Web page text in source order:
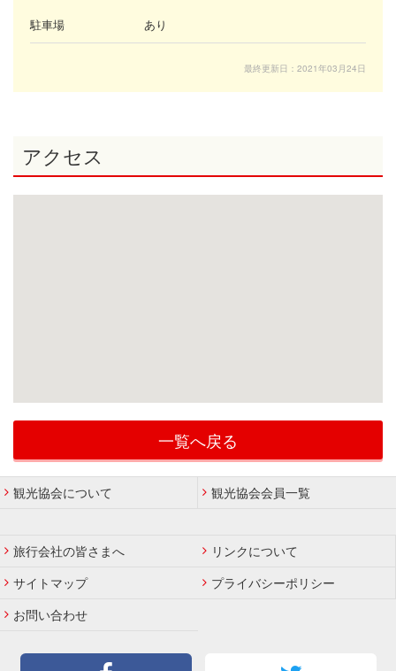
駐車場 あり
最終更新日：2021年03月24日
アクセス
一覧へ戻る
観光協会について 観光協会会員一覧
旅行会社の皆さまへ
リンクについて
サイトマップ
プライバシーポリシー
お問い合わせ